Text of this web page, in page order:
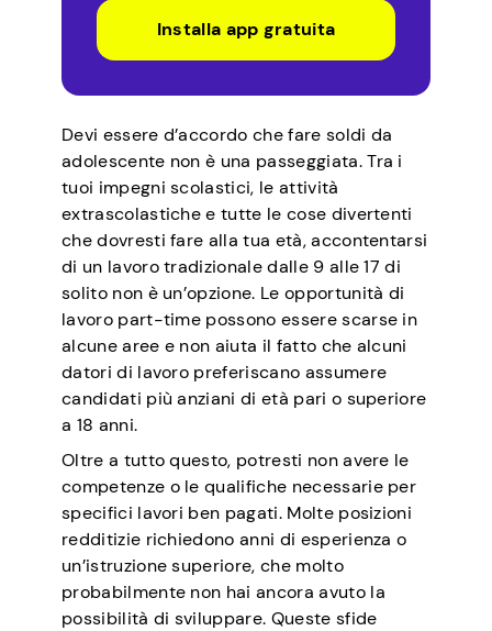
Installa app gratuita
Devi essere d’accordo che fare soldi da
adolescente non è una passeggiata. Tra i
tuoi impegni scolastici, le attività
extrascolastiche e tutte le cose divertenti
che dovresti fare alla tua età, accontentarsi
di un lavoro tradizionale dalle 9 alle 17 di
solito non è un’opzione. Le opportunità di
lavoro part-time possono essere scarse in
alcune aree e non aiuta il fatto che alcuni
datori di lavoro preferiscano assumere
candidati più anziani di età pari o superiore
a 18 anni.
Oltre a tutto questo, potresti non avere le
competenze o le qualifiche necessarie per
specifici lavori ben pagati. Molte posizioni
redditizie richiedono anni di esperienza o
un’istruzione superiore, che molto
probabilmente non hai ancora avuto la
possibilità di sviluppare. Queste sfide